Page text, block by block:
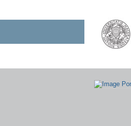
contenuti.
Salta
alla